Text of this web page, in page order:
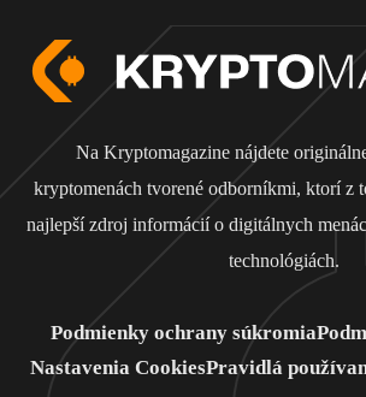
Na Kryptomagazine nájdete
kryptomenách tvorené odborníkmi, ktorí z
najlepší zdroj informácií o digitálnych
technológiách.
Podmienky ochrany súkromia
Nastavenia CookiesPravidlá